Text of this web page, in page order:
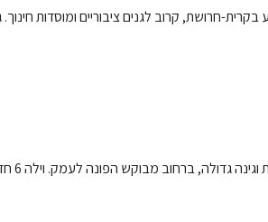
חרושת, קרוב לגנים ציבוריים ומוסדות
ברחוב מבוקש הפונה לעמק. וילה 6 חדרים חדשה 3.500